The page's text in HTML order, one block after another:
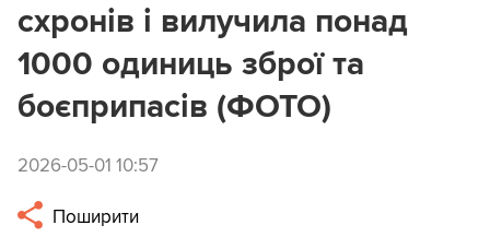
схронів і вилучила понад
1000 одиниць зброї та
боєприпасів (ФОТО)
2026-05-01 10:57
Поширити